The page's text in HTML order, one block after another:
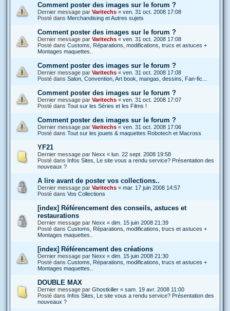
Comment poster des images sur le forum ?
Dernier message par Varitechs « ven. 31 oct. 2008 17:08
Posté dans Merchandising et Autres sujets
Comment poster des images sur le forum ?
Dernier message par Varitechs « ven. 31 oct. 2008 17:08
Posté dans Customs, Réparations, modifications, trucs et astuces +
Montages maquettes..
Comment poster des images sur le forum ?
Dernier message par Varitechs « ven. 31 oct. 2008 17:08
Posté dans Salon, Convention, Art book, mangas, dessins, Fan-fic...
Comment poster des images sur le forum ?
Dernier message par Varitechs « ven. 31 oct. 2008 17:07
Posté dans Tout sur les Séries et les Films !
Comment poster des images sur le forum ?
Dernier message par Varitechs « ven. 31 oct. 2008 17:06
Posté dans Tout sur les jouets & maquettes Robotech et Macross
YF21
Dernier message par Nexx « lun. 22 sept. 2008 19:58
Posté dans Infos Sites, Le site vous a rendu service? Présentation des
nouveaux ?
A lire avant de poster vos collections..
Dernier message par Varitechs « mar. 17 juin 2008 14:57
Posté dans Vos Collections
[index] Référencement des conseils, astuces et
restaurations
Dernier message par Nexx « dim. 15 juin 2008 21:39
Posté dans Customs, Réparations, modifications, trucs et astuces +
Montages maquettes..
[index] Référencement des créations
Dernier message par Nexx « dim. 15 juin 2008 21:30
Posté dans Customs, Réparations, modifications, trucs et astuces +
Montages maquettes..
DOUBLE MAX
Dernier message par Ghostkiller « sam. 19 avr. 2008 11:00
Posté dans Infos Sites, Le site vous a rendu service? Présentation des
nouveaux ?